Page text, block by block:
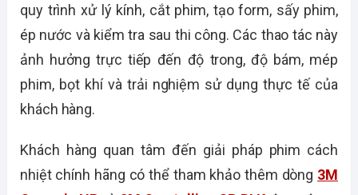
quy trình xử lý kính, cắt phim, tạo form, sấy phim,
ép nước và kiểm tra sau thi công. Các thao tác này
ảnh hưởng trực tiếp đến độ trong, độ bám, mép
phim, bọt khí và trải nghiệm sử dụng thực tế của
khách hàng.
Khách hàng quan tâm đến giải pháp phim cách
nhiệt chính hãng có thể tham khảo thêm dòng 3M